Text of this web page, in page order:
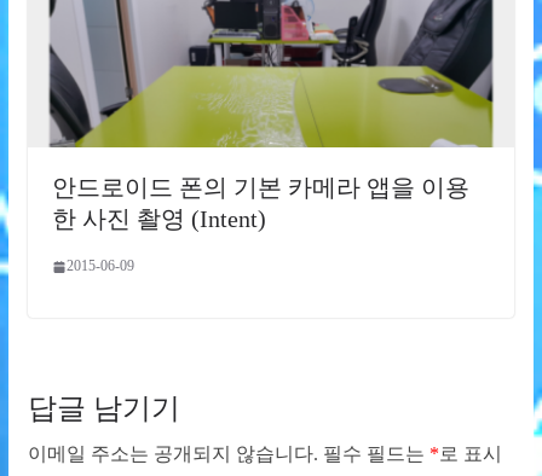
안드로이드 폰의 기본 카메라 앱을 이용
한 사진 촬영 (Intent)
2015-06-09
답글 남기기
이메일 주소는 공개되지 않습니다. 필수 필드는 * 로 표시